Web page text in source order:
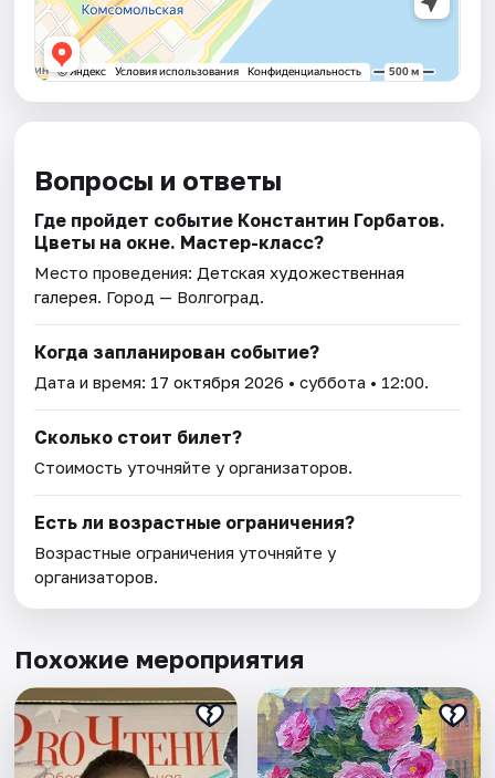
Вопросы и ответы
Где пройдет событие Константин Горбатов.
Цветы на окне. Мастер-класс?
Место проведения: Детская художественная
галерея. Город — Волгоград.
Когда запланирован событие?
Дата и время: 17 октября 2026 • суббота • 12:00.
Сколько стоит билет?
Стоимость уточняйте у организаторов.
Есть ли возрастные ограничения?
Возрастные ограничения уточняйте у
организаторов.
Похожие мероприятия